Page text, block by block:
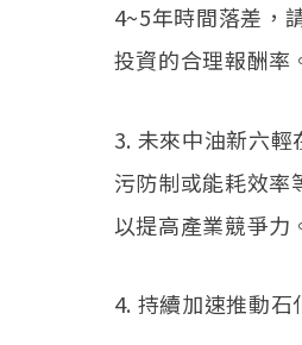
4~5年時間落差，
投資的合理報酬率
3. 未來中油新六
污防制或能耗效率
以提高產業競爭力
4. 持續加速推動石